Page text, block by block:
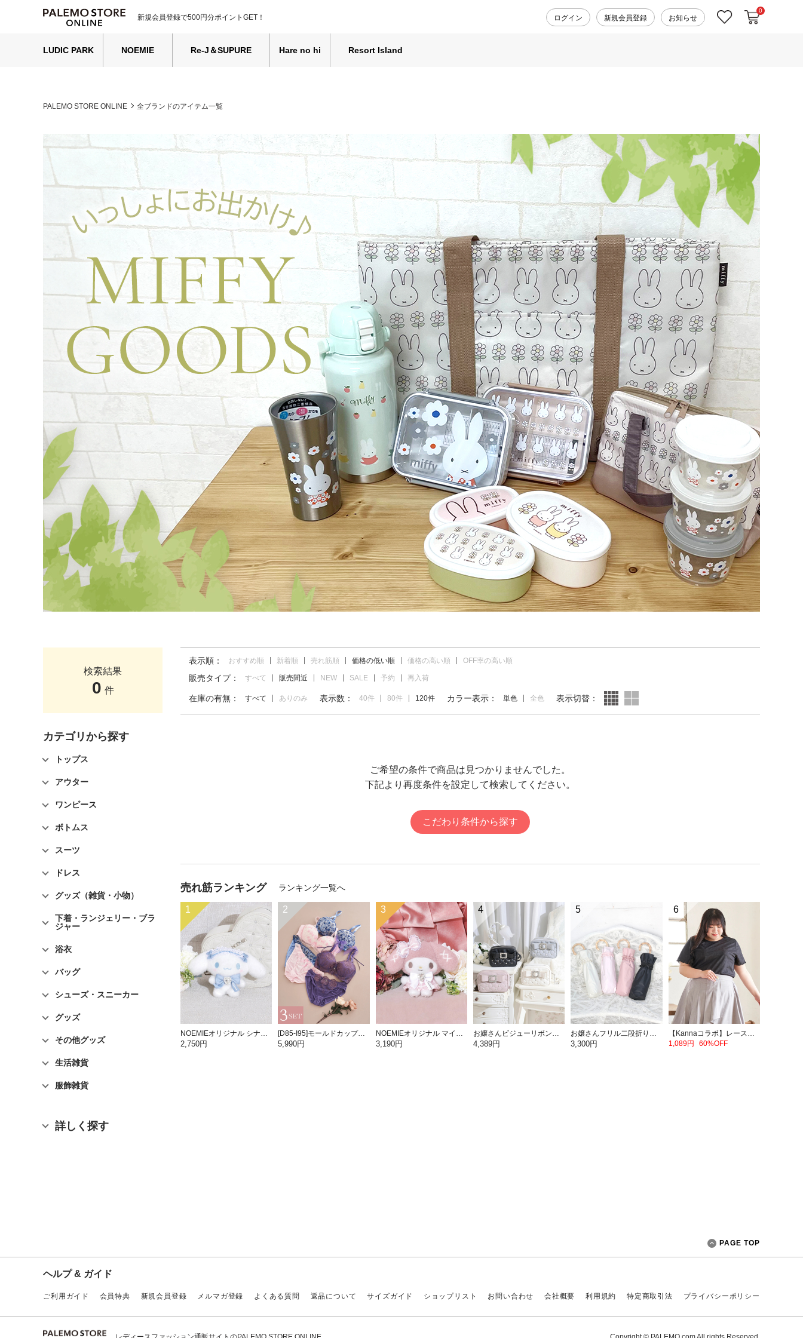
新規会員登録で500円分ポイントGET！ ログイン 新規会員登録 お知らせ お気に入りカートに入
0
LUDIC PARK NOEMIE Re-J＆SUPURE Hare no hi Resort Island
PALEMO STORE ONLINE 全ブランドのアイテム一覧
検索結果
0 件
カテゴリから探す
トップス
アウター
ワンピース
ボトムス
スーツ
ドレス
グッズ（雑貨・小物）
下着・ランジェリー・ブラ
ジャー
浴衣
バッグ
シューズ・スニーカー
グッズ
その他グッズ
生活雑貨
服飾雑貨
詳しく探す
表示順： おすすめ順 新着順 売れ筋順 価格の低い順 価格の高い順 OFF率の高い順
販売タイプ： すべて 販売間近 NEW SALE 予約 再入荷
在庫の有無： すべて ありのみ 表示数： 40件 80件 120件 カラー表示： 単色 全色 表示切替：
ご希望の条件で商品は見つかりませんでした。
下記より再度条件を設定して検索してください。
こだわり条件から探す
売れ筋ランキング ランキング一覧へ
1
NOEMIEオリジナル シナモロールぬいぐるみキーホルダー
2,750円
2
[D85-I95]モールドカップブラ＆ショーツ3点セット【WEB限定】
5,990円
3
NOEMIEオリジナル マイメロディぬいぐるみキーホルダー
3,190円
4
お嬢さんビジューリボンショルダーバッグ
4,389円
5
お嬢さんフリル二段折りたたみ日傘
3,300円
6
【Kannaコラボ】レース半袖T
1,089円
60%OFF
PAGE TOP
ヘルプ & ガイド
ご利用ガイド 会員特典 新規会員登録 メルマガ登録 よくある質問 返品について サイズガイド ショップリスト お問い合わせ 会社概要 利用規約 特定商取引法 プライバシーポリシー